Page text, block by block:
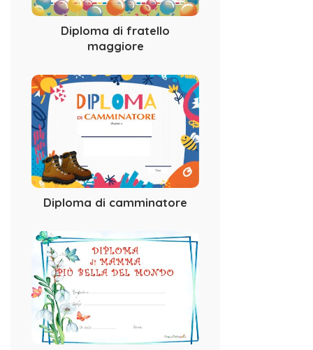
Diploma di fratello
maggiore
Diploma di camminatore